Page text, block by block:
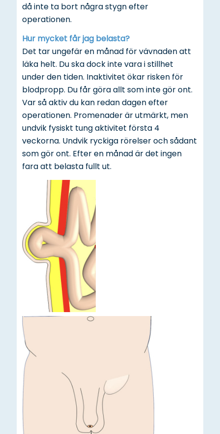
då inte ta bort några stygn efter
operationen.
Hur mycket får jag belasta?
Det tar ungefär en månad för vävnaden att
läka helt. Du ska dock inte vara i stillhet
under den tiden. Inaktivitet ökar risken för
blodpropp. Du får göra allt som inte gör ont.
Var så aktiv du kan redan dagen efter
operationen. Promenader är utmärkt, men
undvik fysiskt tung aktivitet första 4
veckorna. Undvik ryckiga rörelser och sådant
som gör ont. Efter en månad är det ingen
fara att belasta fullt ut.